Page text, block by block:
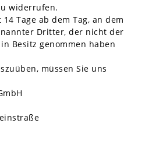
widerrufen.
Tage ab dem Tag, an dem
Dritter, der nicht der
Besitz genommen haben
müssen Sie uns